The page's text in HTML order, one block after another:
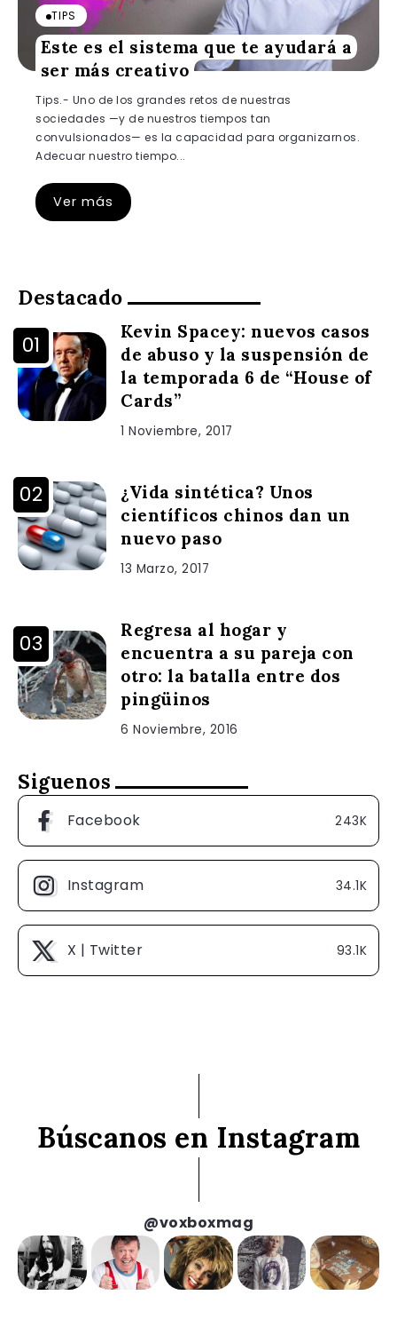
TIPS
Este es el sistema que te ayudará a
ser más creativo
Tips.- Uno de los grandes retos de nuestras
sociedades —y de nuestros tiempos tan
convulsionados— es la capacidad para organizarnos.
Adecuar nuestro tiempo...
Ver más
Destacado
Kevin Spacey: nuevos casos
de abuso y la suspensión de
la temporada 6 de “House of
Cards”
1 Noviembre, 2017
¿Vida sintética? Unos
científicos chinos dan un
nuevo paso
13 Marzo, 2017
Regresa al hogar y
encuentra a su pareja con
otro: la batalla entre dos
pingüinos
6 Noviembre, 2016
Siguenos
Facebook 243K
Instagram 34.1K
X | Twitter 93.1K
Búscanos en Instagram
@voxboxmag